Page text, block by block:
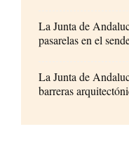
La Junta de
pasarelas en el
La Junta de
barreras